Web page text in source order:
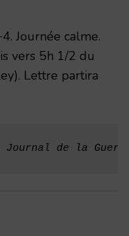
Journée calme.
vers 5h 1/2 du
Lettre partira
Journal de la